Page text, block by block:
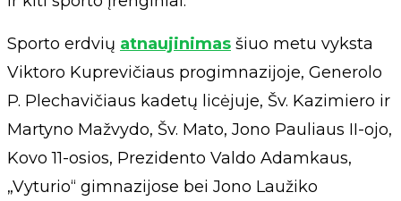
Sporto erdvių atnaujinimas šiuo metu vyksta
Viktoro Kuprevičiaus progimnazijoje, Generolo
P. Plechavičiaus kadetų licėjuje, Šv. Kazimiero ir
Martyno Mažvydo, Šv. Mato, Jono Pauliaus II-ojo,
Kovo 11-osios, Prezidento Valdo Adamkaus,
„Vyturio“ gimnazijose bei Jono Laužiko